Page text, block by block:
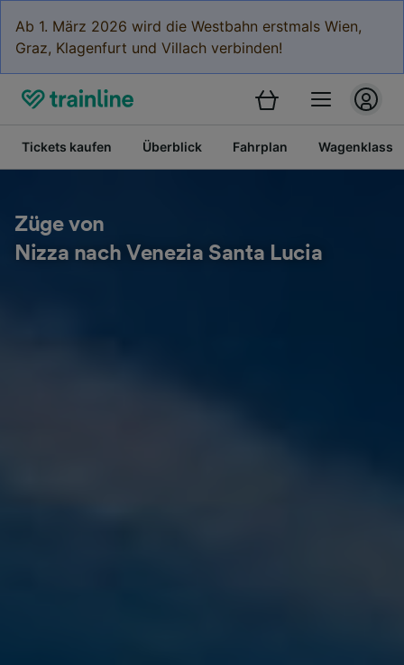
Ab 1. März 2026 wird die Westbahn erstmals Wien,
Graz, Klagenfurt und Villach verbinden!
Tickets kaufen Überblick Fahrplan
Züge von
Nizza nach Venezia Santa Lucia